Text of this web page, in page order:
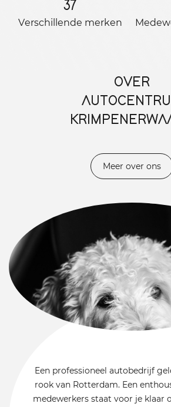
37
Verschillende merken
OVER
Meer over ons
Een professioneel autobedrijf
rook van Rotterdam. Een
medewerkers staat voor je klaar